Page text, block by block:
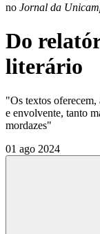
no Jornal da
Do
literário
"Os textos
e envolvente, tanto
mordazes"
01 ago 2024